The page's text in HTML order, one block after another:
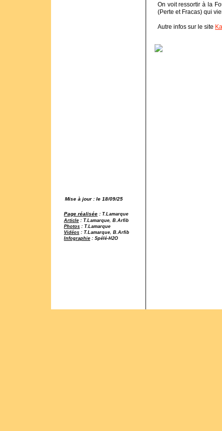
On voit ressortir à la
(Perte et Fracas) qui
Autre infos sur le site
Mise à jour : le 18/09/25
Page réalisée : T.Lamarque
Article : T.Lamarque, B.Arfib
Photos : T.Lamarque
Vidéos : T.Lamarque, B.Arfib
Infographie : Spélé-H2O